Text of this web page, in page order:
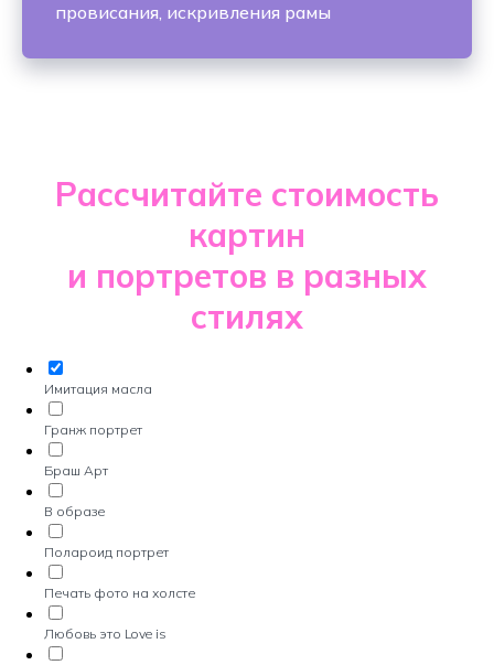
провисания, искривления рамы
Рассчитайте стоимость
картин
и портретов в разных
стилях
Имитация масла
Гранж портрет
Браш Арт
В образе
Полароид портрет
Печать фото на холсте
Любовь это Love is